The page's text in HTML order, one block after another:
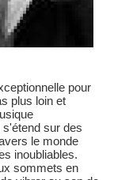
pour
plus loin et
sur des
le monde
inoubliables.
sommets en